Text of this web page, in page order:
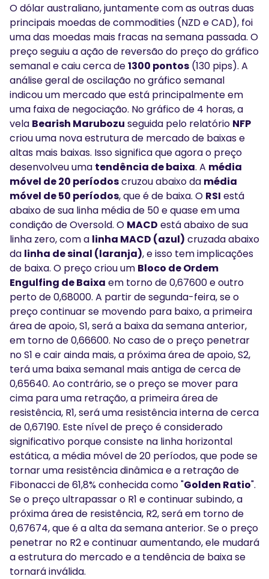
O dólar australiano, juntamente com as outras duas
principais moedas de commodities (NZD e CAD), foi
uma das moedas mais fracas na semana passada. O
preço seguiu a ação de reversão do preço do gráfico
semanal e caiu cerca de1300 pontos (130 pips). A
análise geral de oscilação no gráfico semanal
indicou um mercado que está principalmente em
uma faixa de negociação. No gráfico de 4 horas, a
vela Bearish Marubozu seguida pelo relatório NFP
criou uma nova estrutura de mercado de baixas e
altas mais baixas. Isso significa que agora o preço
desenvolveu uma tendência de baixa. A média
móvel de 20 períodoscruzou abaixo da média
móvel de 50 períodos, que é de baixa. O RSI está
abaixo de sua linha média de 50 e quase em uma
condição de Oversold. O MACD está abaixo de sua
linha zero, com a linha MACD (azul) cruzada abaixo
da linha de sinal (laranja), e isso tem implicações
de baixa. O preço criou um Bloco de Ordem
Engulfing de Baixa em torno de 0,67600 e outro
perto de 0,68000. A partir de segunda-feira, se o
preço continuar se movendo para baixo, a primeira
área de apoio, S1, será a baixa da semana anterior,
em torno de 0,66600. No caso de o preço penetrar
no S1 e cair ainda mais, a próxima área de apoio, S2,
terá uma baixa semanal mais antiga de cerca de
0,65640. Ao contrário, se o preço se mover para
cima para uma retração, a primeira área de
resistência, R1, será uma resistência interna de cerca
de 0,67190. Este nível de preço é considerado
significativo porque consiste na linha horizontal
estática, a média móvel de 20 períodos, que pode se
tornar uma resistência dinâmica e a retração de
Fibonacci de 61,8% conhecida como "Golden Ratio".
Se o preço ultrapassar o R1 e continuar subindo, a
próxima área de resistência, R2, será em torno de
0,67674, que é a alta da semana anterior. Se o preço
penetrar no R2 e continuar aumentando, ele mudará
a estrutura do mercado e a tendência de baixa se
tornará inválida.